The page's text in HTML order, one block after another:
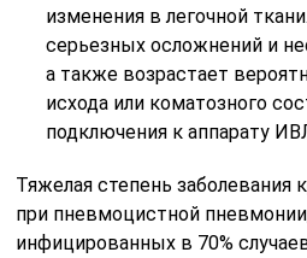
изменения в легочной
серьезных осложнений и
а также возрастает
исхода или коматозного
подключения к аппарату
Тяжелая степень заболевания
при пневмоцистной
инфицированных в 70%